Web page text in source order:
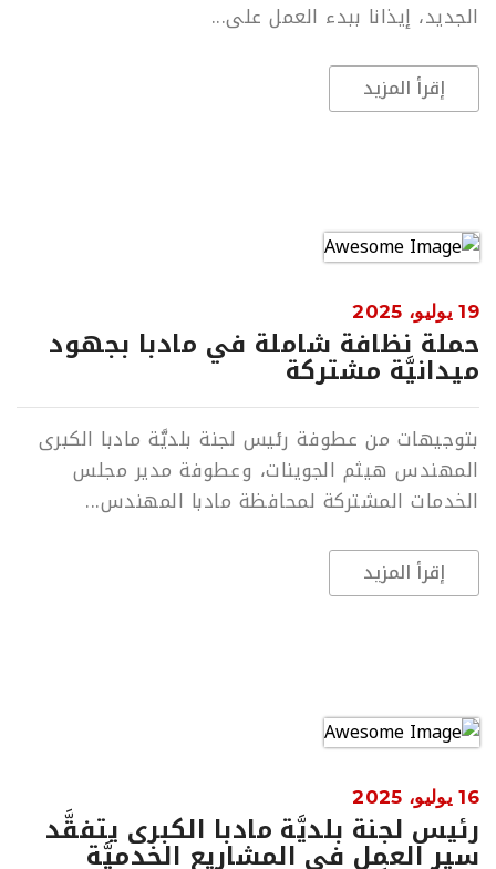
الجديد، إيذانا ببدء العمل على...
إقرأ المزيد
19 يوليو، 2025
حملة نظافة شاملة في مادبا بجهود
ميدانيَّة مشتركة
بتوجيهات من عطوفة رئيس لجنة بلديَّة مادبا الكبرى
المهندس هيثم الجوينات، وعطوفة مدير مجلس
الخدمات المشتركة لمحافظة مادبا المهندس...
إقرأ المزيد
16 يوليو، 2025
رئيس لجنة بلديَّة مادبا الكبرى يتفقَّد
سير العمل في المشاريع الخدميَّة